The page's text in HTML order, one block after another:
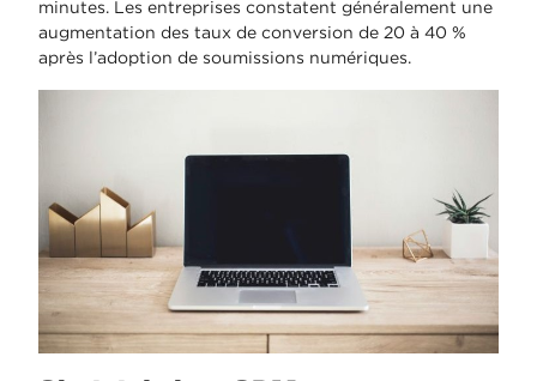
minutes. Les entreprises constatent généralement une
augmentation des taux de conversion de 20 à 40 %
après l’adoption de soumissions numériques.